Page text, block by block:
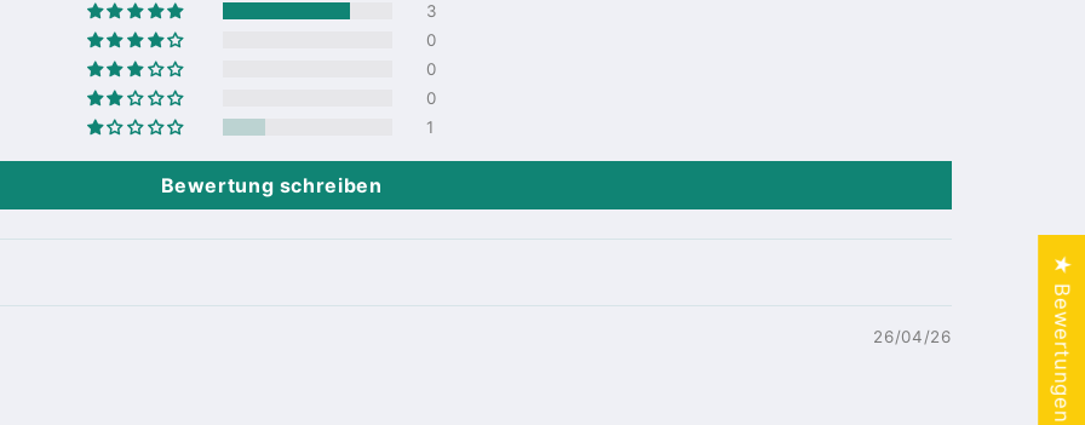
3
0
0
0
1
Bewertung schreiben
26/04/26 ★ Bewertungen